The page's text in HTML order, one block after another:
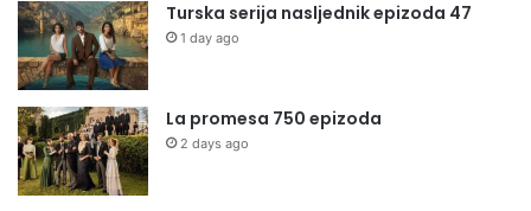
Turska serija nasljednik epizoda 47
1 day ago
La promesa 750 epizoda
2 days ago